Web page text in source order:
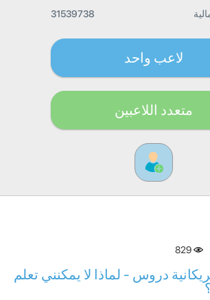
31539738
لاعب واحد
متعدد اللاعبين
829
دروس - لماذا لا يمكنني تعلم